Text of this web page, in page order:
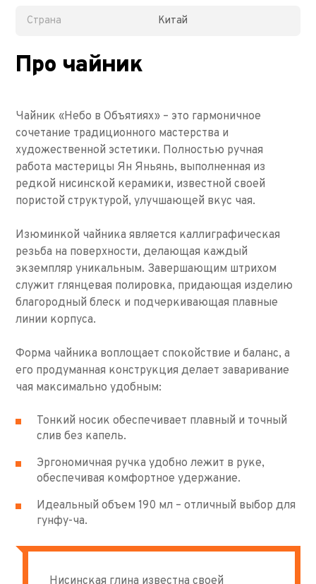
Страна Китай
Про чайник
Чайник «Небо в Объятиях» – это гармоничное
сочетание традиционного мастерства и
художественной эстетики. Полностью ручная
работа мастерицы Ян Яньянь, выполненная из
редкой нисинской керамики, известной своей
пористой структурой, улучшающей вкус чая.
Изюминкой чайника является каллиграфическая
резьба на поверхности, делающая каждый
экземпляр уникальным. Завершающим штрихом
служит глянцевая полировка, придающая изделию
благородный блеск и подчеркивающая плавные
линии корпуса.
Форма чайника воплощает спокойствие и баланс, а
его продуманная конструкция делает заваривание
чая максимально удобным:
Тонкий носик обеспечивает плавный и точный
слив без капель.
Эргономичная ручка удобно лежит в руке,
обеспечивая комфортное удержание.
Идеальный объем 190 мл – отличный выбор для
гунфу-ча.